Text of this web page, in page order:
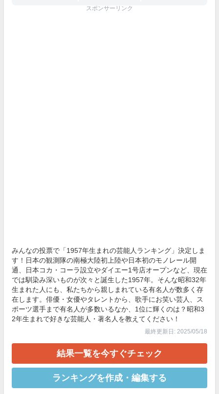
スポンサーリンク
みんなの投票で「1957年生まれの芸能人ランキング」決定しま
す！日本の観測隊の南極大陸初上陸や日本初のモノレール開
通、日本コカ・コーラ設立やダイエー1号店オープンなど、現在
では馴染み深いものが次々と誕生した1957年。そんな昭和32年
生まれた人にも、私たちから親しまれている有名人が数多く存
在します。俳優・女優やタレントから、歌手にお笑い芸人、ス
ポーツ選手まで有名人が多数いるなか、1位に輝くのは？昭和3
2年生まれで好きな芸能人・著名人を教えてください！
最終更新日: 2025/05/18
結果一覧を今すぐチェック
ランキングを作成・編集する